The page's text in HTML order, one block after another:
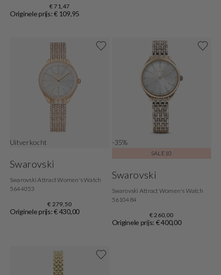
€ 71,47
Originele prijs: € 109,95
Uitverkocht
Swarovski
Swarovski Attract Women's Watch
5644053
€ 279,50
Originele prijs: € 430,00
-35%
SALE10
Swarovski
Swarovski Attract Women's Watch
5610484
€ 260,00
Originele prijs: € 400,00